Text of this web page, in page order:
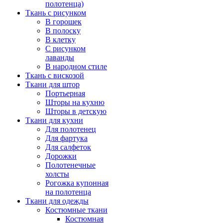
полотенца)
Ткань с рисунком
В горошек
В полоску
В клетку
С рисунком
лаванды
В народном стиле
Ткань с вискозой
Ткани для штор
Портьерная
Шторы на кухню
Шторы в детскую
Ткани для кухни
Для полотенец
Для фартука
Для салфеток
Дорожки
Полотенечные
холсты
Рогожка купонная
на полотенца
Ткани для одежды
Костюмные ткани
Костюмная